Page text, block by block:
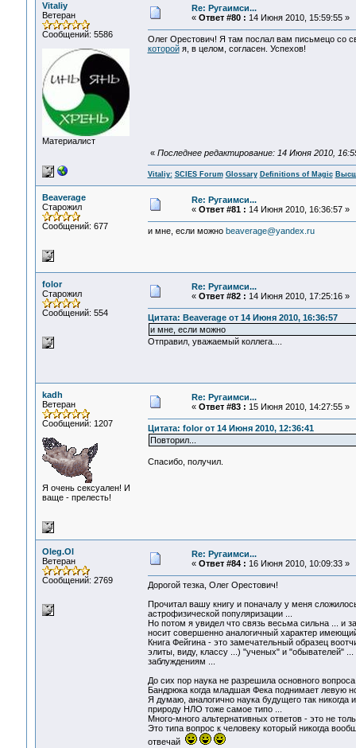
Vitaliy
Ветеран
Сообщений: 5586
Материалист
Re: Ругаимси...
« Ответ #80 : 14 Июня 2010, 15:59:55 »
Олег Орестович! Я там послал вам письмецо со
которойя, в целом, согласен. Успехов!
« Последнее редактирование: 14 Июня 2010,
Vitaliy: SCIES Forum Glossary Definitions of Magic
Beaverage
Старожил
Сообщений: 677
Re: Ругаимси...
« Ответ #81 : 14 Июня 2010, 16:36:57 »
и мне, если можно beaverage@yandex.ru
folor
Старожил
Сообщений: 554
Re: Ругаимси...
« Ответ #82 : 14 Июня 2010, 17:25:16 »
Цитата: Beaverage от 14 Июня 2010, 16:36:57
и мне, если можно
Отправил, уважаемый коллега....
kadh
Ветеран
Сообщений: 1207
Я очень сексуален! И
ваще - прелесть!
Re: Ругаимси...
« Ответ #83 : 15 Июня 2010, 14:27:55 »
Цитата: folor от 14 Июня 2010, 12:36:41
Повторил...
Спасибо, получил.
Oleg.Ol
Ветеран
Сообщений: 2769
Re: Ругаимси...
« Ответ #84 : 16 Июня 2010, 10:09:33 »
Дорогой тезка, Олег Орестович!
Прочитал вашу книгу и поначалу у меня
астрофизической популяризации ...
Но потом я увидел что связь весьма сильна ... и
носит совершенно аналогичный характер
Книга Фейгина - это замечательный образец
элиты, виду, классу ...) "ученых" и "обывателей"
заблуждениям ...
До сих пор наука не разрешила основного
Бандрюка когда младшая Фека поднимает левую
Я думаю, аналогично наука будущего так никогда
природу НЛО тоже самое типо ...
Много-много альтернативных ответов - это не
Это типа вопрос к человеку который никогда
отвечай